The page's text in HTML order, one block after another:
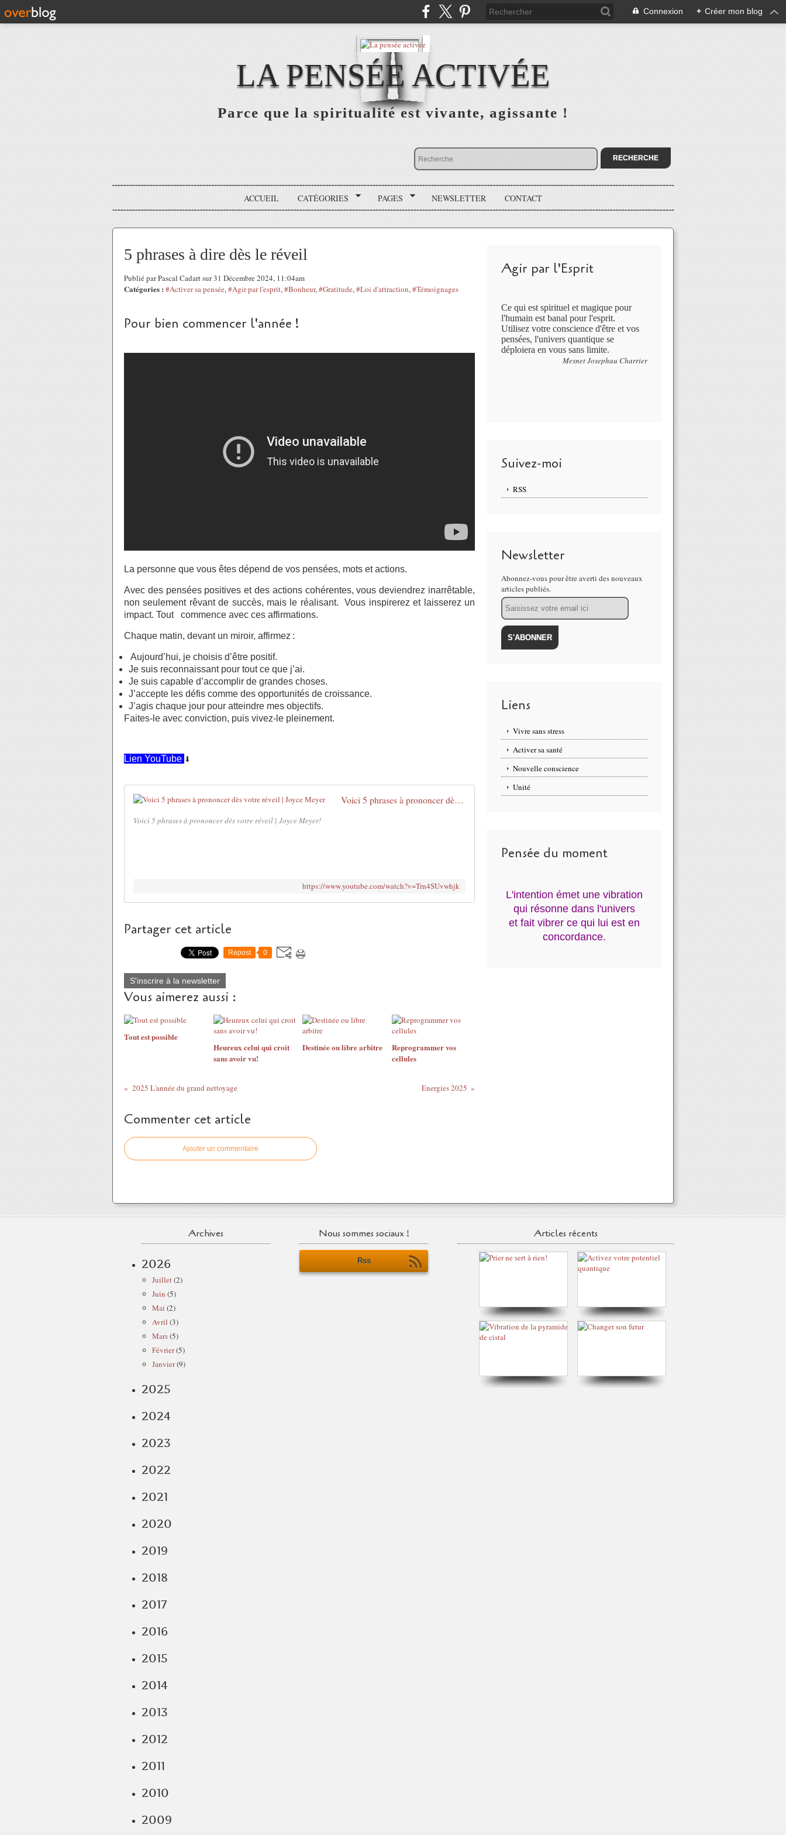
Connexion + Créer mon blog
LA PENSÉE ACTIVÉE
Parce que la spiritualité est vivante, agissante !
ACCUEIL CATÉGORIES PAGES NEWSLETTER CONTACT
5 phrases à dire dès le réveil
Publié par Pascal Cadart sur 31 Décembre 2024, 11:04am
Catégories : #Activer sa pensée,#Agir par l'esprit,#Bonheur,#Gratitude,#Loi d'attraction,#Témoignages
Pour bien commencer l'année !
La personne que vous êtes dépend de vos pensées, mots et actions.
Avec des pensées positives et des actions cohérentes, vous deviendrez inarrêtable,
non seulement rêvant de succès, mais le réalisant. Vous inspirerez et laisserez un
impact. Tout commence avec ces affirmations.
Chaque matin, devant un miroir, affirmez :
Aujourd’hui, je choisis d’être positif.
Je suis reconnaissant pour tout ce que j’ai.
Je suis capable d’accomplir de grandes choses.
J’accepte les défis comme des opportunités de croissance.
J’agis chaque jour pour atteindre mes objectifs.
Faites-le avec conviction, puis vivez-le pleinement.
Lien YouTube ⬇
Voici 5 phrases à prononcer dès votre réveil | Joyce Meyer
Voici 5 phrases à prononcer dès votre réveil | Joyce Meyer!
https://www.youtube.com/watch?v=Trn4SUvwhjk
Partager cet article
Repost 0
S'inscrire à la newsletter
Vous aimerez aussi :
Tout est possible
Heureux celui qui croit
sans avoir vu!
Destinée ou libre arbitre
Reprogrammer vos
cellules
2025 L'année du grand nettoyage Energies 2025
Commenter cet article
Ajouter un commentaire
Agir par l'Esprit
Ce qui est spirituel et magique pour
l'humain est banal pour l'esprit.
Utilisez votre conscience d'être et vos
pensées, l'univers quantique se
déploiera en vous sans limite.
Mesnet Josephau Charrier
Suivez-moi
RSS
Newsletter
Abonnez-vous pour être averti des nouveaux
articles publiés.
Email
Liens
Vivre sans stress
Activer sa santé
Nouvelle conscience
Unité
Pensée du moment
L'intention émet une vibration
qui résonne dans l'univers
et fait vibrer ce qui lui est en
concordance.
Archives
2026
Juillet(2)
Juin (5)
Mai (2)
Avril (3)
Mars(5)
Février(5)
Janvier(9)
2025
2024
2023
2022
2021
2020
2019
2018
2017
2016
2015
2014
2013
2012
2011
2010
2009
Nous sommes sociaux !
Rss
Articles récents